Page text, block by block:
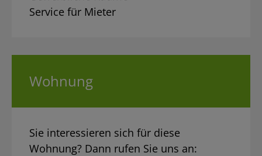
Service für Mieter
Wohnung
Sie interessieren sich für diese
Wohnung? Dann rufen Sie uns an: